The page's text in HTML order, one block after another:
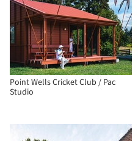
Point Wells Cricket Club / Pac
Studio